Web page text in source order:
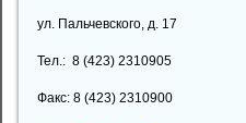
ул. Пальчевского, д. 17
Тел.: 8 (423) 2310905
Факс: 8 (423) 2310900